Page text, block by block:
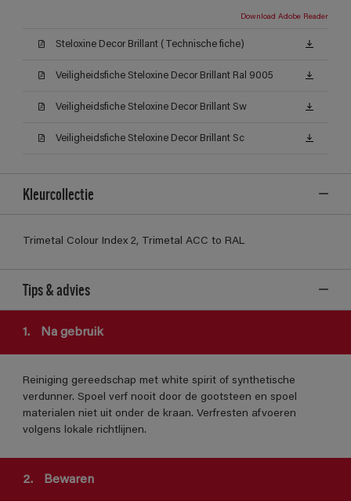
Download Adobe Reader
Steloxine Decor Brillant (Technische fiche)
Veiligheidsfiche Steloxine Decor Brillant Ral 9005
Veiligheidsfiche Steloxine Decor Brillant Sw
Veiligheidsfiche Steloxine Decor Brillant Sc
Kleurcollectie
Trimetal Colour Index 2, Trimetal ACC to RAL
Tips & advies
1. Na gebruik
Reiniging gereedschap met white spirit of synthetische
verdunner. Spoel verf nooit door de gootsteen en spoel
materialen niet uit onder de kraan. Verfresten afvoeren
volgens lokale richtlijnen.
2. Bewaren